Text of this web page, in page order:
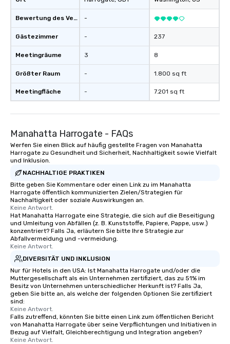
Bewertung des Veranstaltungsortes
Gästezimmer
Meetingräume
Größter Raum
Meetingfläche
-
-
3
-
-
237
8
1.800 sq ft
7.201 sq ft
Manahatta Harrogate - FAQs
Werfen Sie einen Blick auf häufig gestellte Fragen von Manahatta
Harrogate zu Gesundheit und Sicherheit, Nachhaltigkeit sowie Vielfalt
und Inklusion.
NACHHALTIGE PRAKTIKEN
Bitte geben Sie Kommentare oder einen Link zu im Manahatta
Harrogate öffentlich kommunizierten Zielen/Strategien für
Nachhaltigkeit oder soziale Auswirkungen an.
Keine Antwort.
Hat Manahatta Harrogate eine Strategie, die sich auf die Beseitigung
und Umleitung von Abfällen (z. B. Kunststoffe, Papiere, Pappe, usw.)
konzentriert? Falls Ja, erläutern Sie bitte Ihre Strategie zur
Abfallvermeidung und -vermeidung.
Keine Antwort.
DIVERSITÄT UND INKLUSION
Nur für Hotels in den USA: Ist Manahatta Harrogate und/oder die
Muttergesellschaft als ein Unternehmen zertifiziert, das zu 51% im
Besitz von Unternehmen unterschiedlicher Herkunft ist? Falls Ja,
geben Sie bitte an, als welche der folgenden Optionen Sie zertifiziert
sind:
Keine Antwort.
Falls zutreffend, könnten Sie bitte einen Link zum öffentlichen Bericht
von Manahatta Harrogate über seine Verpflichtungen und Initiativen in
Bezug auf Vielfalt, Gleichberechtigung und Integration angeben?
Keine Antwort.